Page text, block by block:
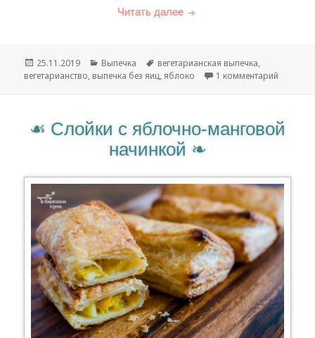
Читать далее Яблочная шарлотка
Опубликовано
25.11.2019 Рубрики
Выпечка Метки
вегетарианская выпечка,
вегетарианство, выпечка без яиц,яблоко 1 комментарий
Слойки с яблочно-манговой
начинкой